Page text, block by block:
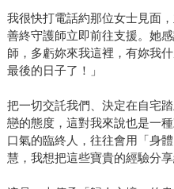
我很快打電話約那位女士見面
善終守護師立即前往支援。她
師，多虧妳來我這裡，有妳我
最後的日子了！」
把一切交託我們、決定在自宅
戀的態度，這對我來說也是一
口氣的臨終人，往往會用「身
慧，我想把這些寶貴的經驗分